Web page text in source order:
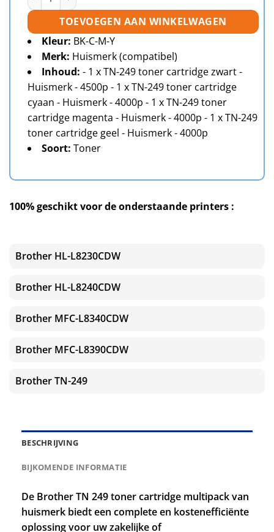
TOEVOEGEN AAN WINKELWAGEN
Kleur: BK-C-M-Y
Merk: Huismerk (compatibel)
Inhoud: - 1 x TN-249 toner cartridge zwart -
Huismerk - 4500p - 1 x TN-249 toner cartridge
cyaan - Huismerk - 4000p - 1 x TN-249 toner
cartridge magenta - Huismerk - 4000p - 1 x TN-249
toner cartridge geel - Huismerk - 4000p
Soort: Toner
100% geschikt voor de onderstaande printers :
Brother HL-L8230CDW
Brother HL-L8240CDW
Brother MFC-L8340CDW
Brother MFC-L8390CDW
Brother TN-249
BESCHRIJVING
BIJKOMENDE INFORMATIE
De Brother TN 249 toner cartridge multipack van
huismerk biedt een complete en kostenefficiënte
oplossing voor uw zakelijke of